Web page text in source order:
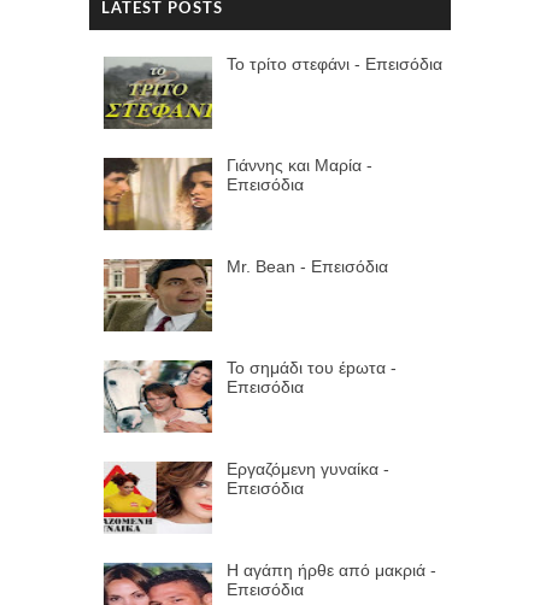
LATEST POSTS
Το τρίτο στεφάνι - Επεισόδια
Γιάννης και Μαρία -
Επεισόδια
Mr. Bean - Επεισόδια
Το σημάδι του έpωτα -
Επεισόδια
Εργαζόμενη γυναίκα -
Επεισόδια
Η αγάπη ήρθε από μακριά -
Επεισόδια